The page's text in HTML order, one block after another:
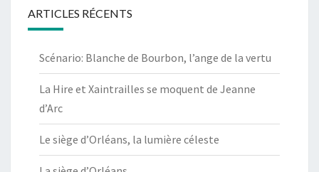
ARTICLES RÉCENTS
Scénario: Blanche de Bourbon, l’ange de la vertu
La Hire et Xaintrailles se moquent de Jeanne
d’Arc
Le siège d’Orléans, la lumière céleste